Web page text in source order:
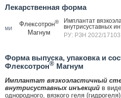
Лекарственная форма
МИ
Флексотрон®
Магнум
Имплантат
внутрисуставных
РУ: РЗН 2022/
Форма выпуска, упаковка и
Флексотрон® Магнум
Имплантат вязкоэластичный
внутрисуставных инъекций в
однородного, вязкого геля